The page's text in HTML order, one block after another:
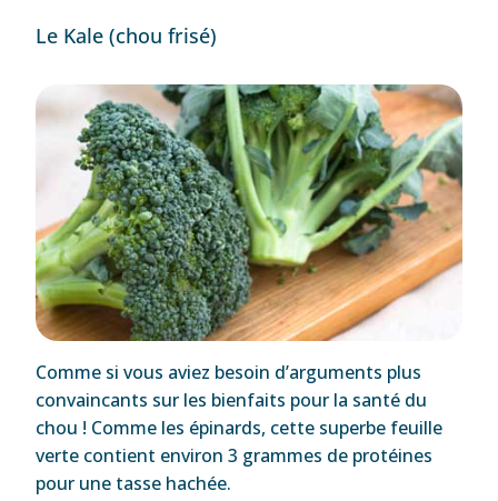
Le Kale (chou frisé)
Comme si vous aviez besoin d’arguments plus
convaincants sur les bienfaits pour la santé du
chou ! Comme les épinards, cette superbe feuille
verte contient environ 3 grammes de protéines
pour une tasse hachée.